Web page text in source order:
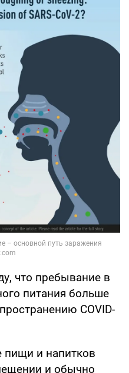
что пребывание в
питания больше
COVID-
пищи и напитков
и обычно